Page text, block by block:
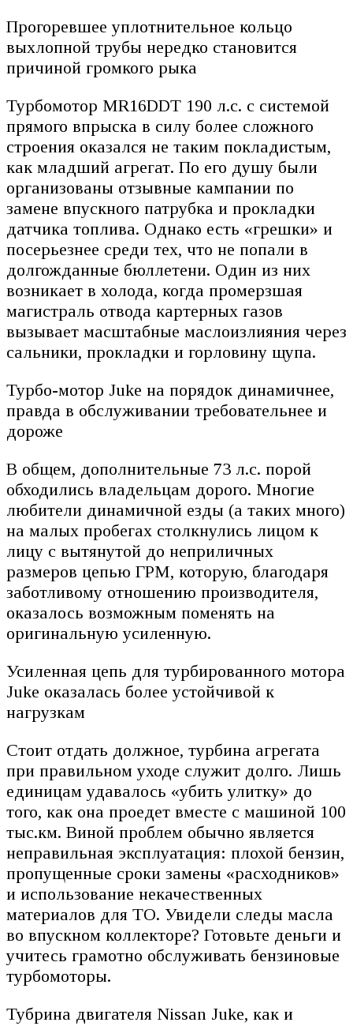
Прогоревшее уплотнительное кольцо
выхлопной трубы нередко становится
причиной громкого рыка
Турбомотор MR16DDT 190 л.с. с системой
прямого впрыска в силу более сложного
строения оказался не таким покладистым,
как младший агрегат. По его душу были
организованы отзывные кампании по
замене впускного патрубка и прокладки
датчика топлива. Однако есть «грешки» и
посерьезнее среди тех, что не попали в
долгожданные бюллетени. Один из них
возникает в холода, когда промерзшая
магистраль отвода картерных газов
вызывает масштабные маслоизлияния через
сальники, прокладки и горловину щупа.
Турбо-мотор Juke на порядок динамичнее,
правда в обслуживании требовательнее и
дороже
В общем, дополнительные 73 л.с. порой
обходились владельцам дорого. Многие
любители динамичной езды (а таких много)
на малых пробегах столкнулись лицом к
лицу с вытянутой до неприличных
размеров цепью ГРМ, которую, благодаря
заботливому отношению производителя,
оказалось возможным поменять на
оригинальную усиленную.
Усиленная цепь для турбированного мотора
Juke оказалась более устойчивой к
нагрузкам
Стоит отдать должное, турбина агрегата
при правильном уходе служит долго. Лишь
единицам удавалось «убить улитку» до
того, как она проедет вместе с машиной 100
тыс.км. Виной проблем обычно является
неправильная эксплуатация: плохой бензин,
пропущенные сроки замены «расходников»
и использование некачественных
материалов для ТО. Увидели следы масла
во впускном коллекторе? Готовьте деньги и
учитесь грамотно обслуживать бензиновые
турбомоторы.
Тубрина двигателя Nissan Juke, как и